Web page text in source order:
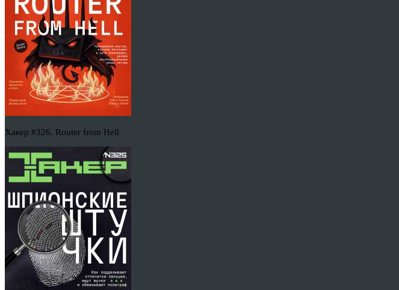
Хакер #326. Router from Hell